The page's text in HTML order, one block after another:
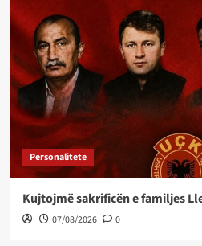
Personalitete
Kujtojmë sakrificën e familjes
07/08/2026 0